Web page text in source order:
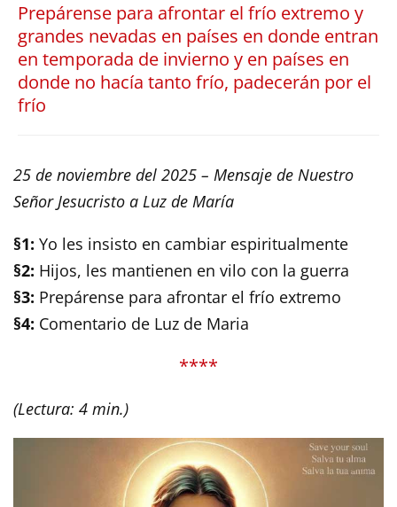
Prepárense para afrontar el frío extremo y
grandes nevadas en países en donde entran
en temporada de invierno y en países en
donde no hacía tanto frío, padecerán por el
frío
25 de noviembre del 2025 – Mensaje de Nuestro
Señor Jesucristo a Luz de María
§1: Yo les insisto en cambiar espiritualmente
§2: Hijos, les mantienen en vilo con la guerra
§3: Prepárense para afrontar el frío extremo
§4: Comentario de Luz de Maria
****
(Lectura: 4 min.)